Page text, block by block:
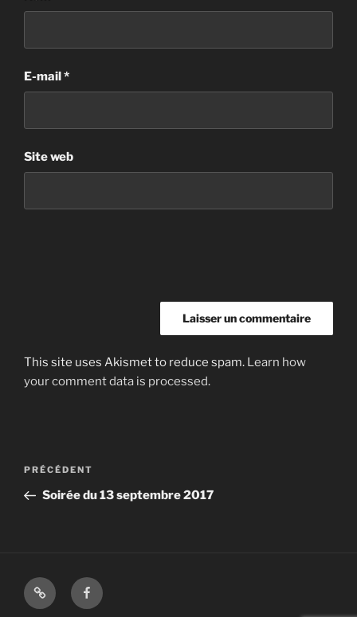
E-mail*
Site web
This site uses Akismet to reduce spam. Learn how
your comment data is processed.
Navigation
l’article
Article
précédent
PRÉCÉDENT
Soirée du 13 septembre 2017
Shop Facebook